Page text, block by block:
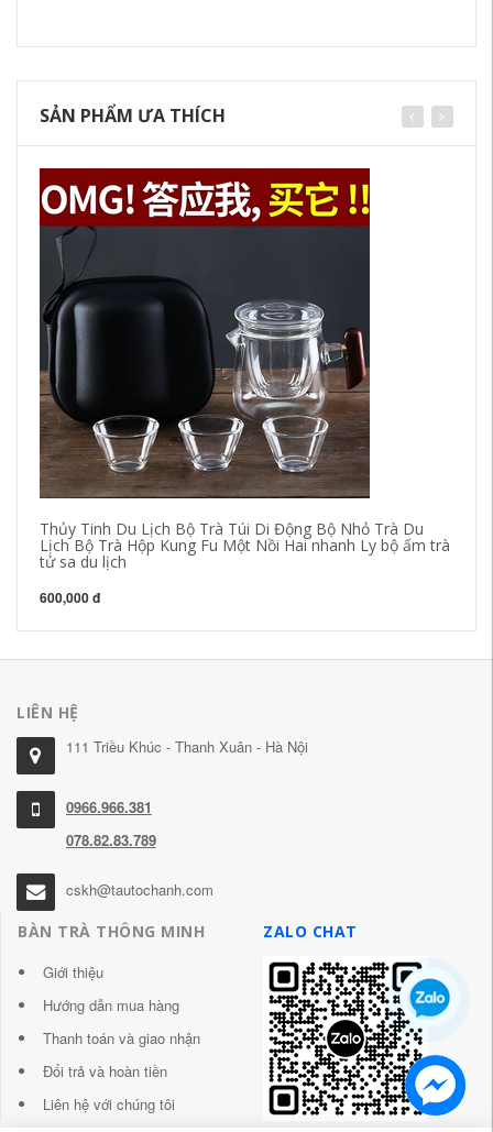
SẢN PHẨM ƯA THÍCH
Thủy Tinh Du Lịch Bộ Trà Túi Di Động Bộ Nhỏ Trà Du
Lịch Bộ Trà Hộp Kung Fu Một Nồi Hai nhanh Ly bộ ấm trà
tử sa du lịch
600,000 đ
LIÊN HỆ
111 Triều Khúc - Thanh Xuân - Hà Nội
0966.966.381
078.82.83.789
cskh@tautochanh.com
BÀN TRÀ THÔNG MINH
Giới thiệu
Hướng dẫn mua hàng
Thanh toán và giao nhận
Đổi trả và hoàn tiền
Liên hệ với chúng tôi
ZALO CHAT